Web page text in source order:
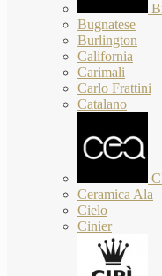
Bugnatese
Burlington
California
Carimali
Carlo Frattini
Catalano
Ceramica Ala
Cielo
Cinier